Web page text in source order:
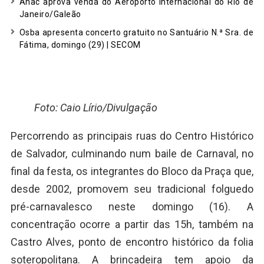
Janeiro/Galeão
Osba apresenta concerto gratuito no Santuário N.ª Sra. de
Fátima, domingo (29) | SECOM
Foto: Caio Lírio/Divulgação
Percorrendo as principais ruas do Centro Histórico
de Salvador, culminando num baile de Carnaval, no
final da festa, os integrantes do Bloco da Praça que,
desde 2002, promovem seu tradicional folguedo
pré-carnavalesco neste domingo (16). A
concentração ocorre a partir das 15h, também na
Castro Alves, ponto de encontro histórico da folia
soteropolitana. A brincadeira tem apoio da